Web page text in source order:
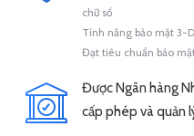
chữ số
Tính năng bảo mật 3-
Đạt tiêu chuẩn bảo
Được Ngân hàng
cấp phép và quản